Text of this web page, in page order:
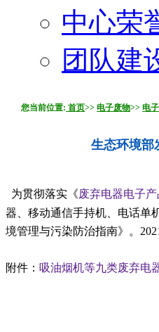
中心荣
团队建
您当前位置: 首页>> 电子废物>> 电
生态环境部
为贯彻落实《废弃电器电子
器、移动通信手持机、电话单
境管理与污染防治指南》。
附件： 吸油烟机等九类废弃电